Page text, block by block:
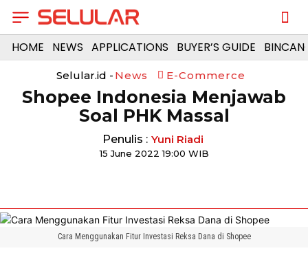
HOME NEWS APPLICATIONS BUYER’S GUIDE
Selular.id - News E-Commerce
Shopee Indonesia Menjawab
Soal PHK Massal
Penulis : Yuni Riadi
15 June 2022 19:00 WIB
Cara Menggunakan Fitur Investasi Reksa Dana di Shopee